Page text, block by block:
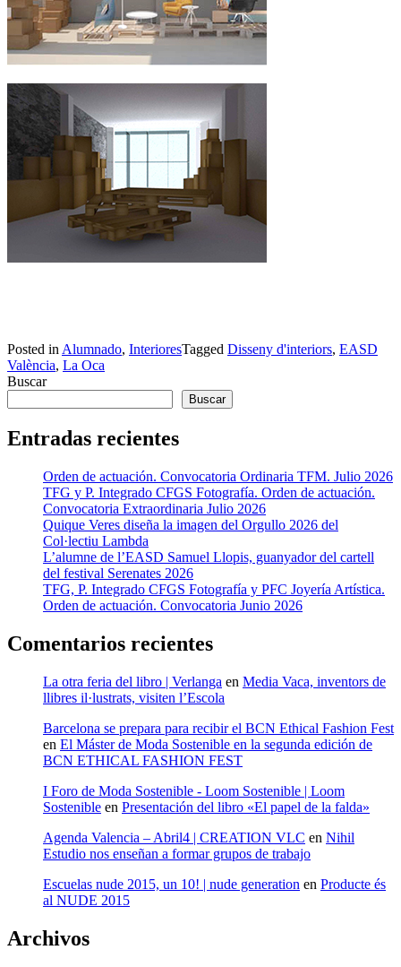
Posted inAlumnado, InterioresTagged Disseny d'interiors, EASD
València, La Oca
Buscar
Buscar
Entradas recientes
Orden de actuación. Convocatoria Ordinaria TFM. Julio 2026
TFG y P. Integrado CFGS Fotografía. Orden de actuación.
Convocatoria Extraordinaria Julio 2026
Quique Veres diseña la imagen del Orgullo 2026 del
Col·lectiu Lambda
L’alumne de l’EASD Samuel Llopis, guanyador del cartell
del festival Serenates 2026
TFG, P. Integrado CFGS Fotografía y PFC Joyería Artística.
Orden de actuación. Convocatoria Junio 2026
Comentarios recientes
La otra feria del libro | Verlanga en Media Vaca, inventors de
llibres il·lustrats, visiten l’Escola
Barcelona se prepara para recibir el BCN Ethical Fashion Fest
en El Máster de Moda Sostenible en la segunda edición de
BCN ETHICAL FASHION FEST
I Foro de Moda Sostenible - Loom Sostenible | Loom
Sostenible en Presentación del libro «El papel de la falda»
Agenda Valencia – Abril4 | CREATION VLC en Nihil
Estudio nos enseñan a formar grupos de trabajo
Escuelas nude 2015, un 10! | nude generation en Producte és
al NUDE 2015
Archivos